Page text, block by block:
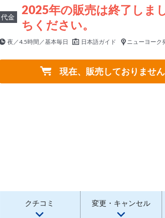
代金
2025年の販売は終了しま
ちください。
夜／4.5時間／基本毎日 日本語ガイド ニューヨーク
現在、販売しておりません
クチコミ 変更・キャンセル